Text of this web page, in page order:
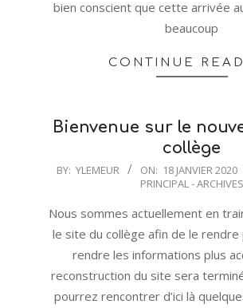
bien conscient que cette arrivée
beaucoup
CONTINUE
Bienvenue sur le
collège
2020-
18
BY: YLEMEUR ON: 18 JANVIER 2020
PRINCIPAL - ARCHIVES
Nous sommes actuellement en
le site du collège afin de le rendre
rendre les informations plus
reconstruction du site sera
pourrez rencontrer d’ici là